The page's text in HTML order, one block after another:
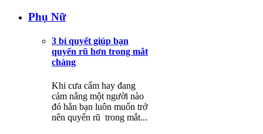
Phụ Nữ
3 bí quyết giúp bạn
quyến rũ hơn trong mắt
chàng
Khi cưa cẩm hay đang
cảm nắng một người nào
đó hẳn bạn luôn muốn trở
nên quyến rũ trong mắt...